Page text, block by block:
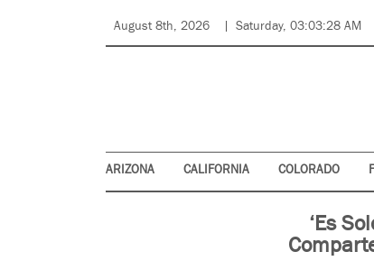
August 8th, 2026 Saturday, 03:03:28 AM
ARIZONA CALIFORNIA COLORADO
‘Es